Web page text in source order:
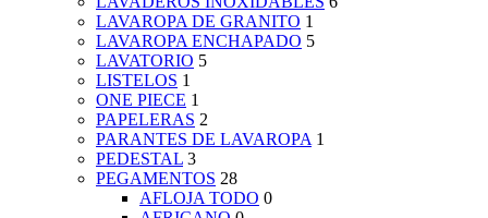
LAVAROPA DE GRANITO 1
LAVAROPA ENCHAPADO 5
LAVATORIO 5
LISTELOS 1
ONE PIECE 1
PAPELERAS 2
PARANTES DE LAVAROPA 1
PEDESTAL 3
PEGAMENTOS 28
AFLOJA TODO 0